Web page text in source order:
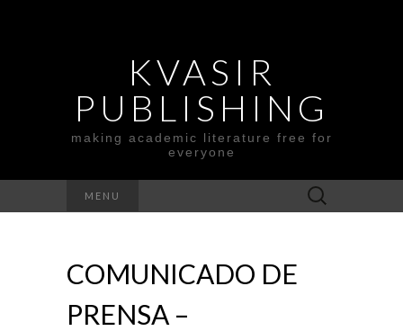
KVASIR
PUBLISHING
making academic literature free for
everyone
MENU
Search
for:
COMUNICADO DE
PRENSA –